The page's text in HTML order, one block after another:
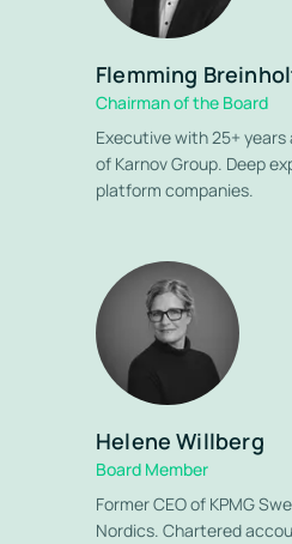
Flemming
Chairman of the Board
Executive with 25+ years
of Karnov Group. Deep
platform companies.
Helene Willberg
Board Member
Former CEO of KPMG
Nordics. Chartered